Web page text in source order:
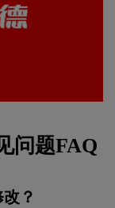
问题FAQ
？